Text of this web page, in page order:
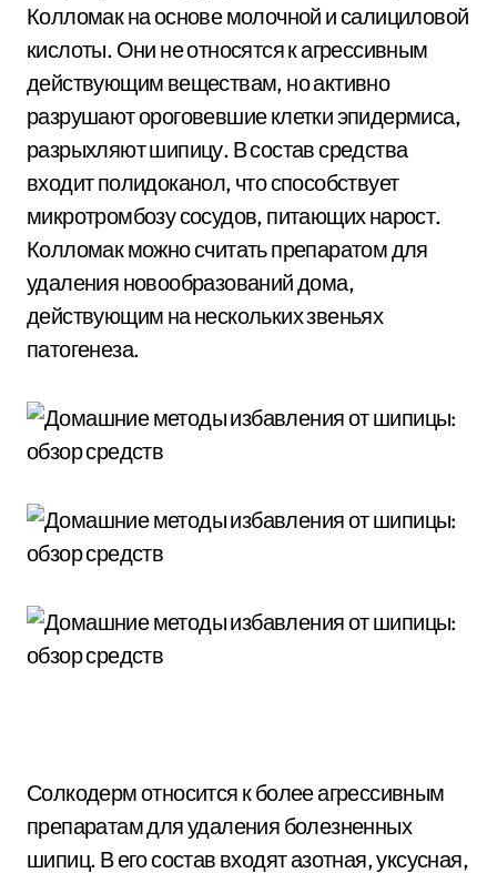
Колломак на основе молочной и салициловой
кислоты. Они не относятся к агрессивным
действующим веществам, но активно
разрушают ороговевшие клетки эпидермиса,
разрыхляют шипицу. В состав средства
входит полидоканол, что способствует
микротромбозу сосудов, питающих нарост.
Колломак можно считать препаратом для
удаления новообразований дома,
действующим на нескольких звеньях
патогенеза.
Солкодерм относится к более агрессивным
препаратам для удаления болезненных
шипиц. В его состав входят азотная, уксусная,